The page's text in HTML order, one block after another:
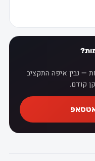
התחייבות — נבין איפה התקציב
קודם.